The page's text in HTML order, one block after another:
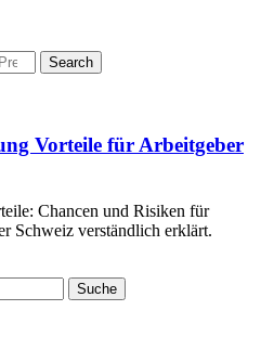
Search
Vorteile für Arbeitgeber
Chancen und Risiken für
Schweiz verständlich erklärt.
Suche